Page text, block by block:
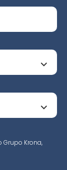
Krona,